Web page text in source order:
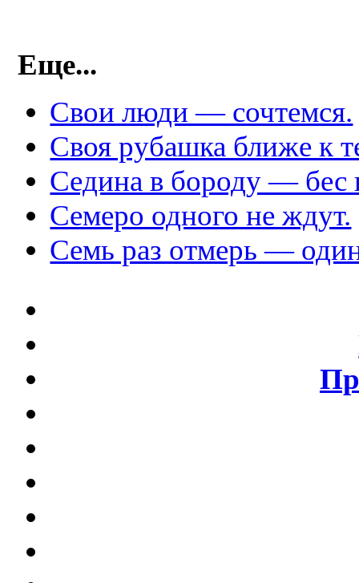
Еще...
Свои люди — сочтемся.
Своя рубашка ближе к
Седина в бороду — бес
Семеро одного не ждут.
Семь раз отмерь —